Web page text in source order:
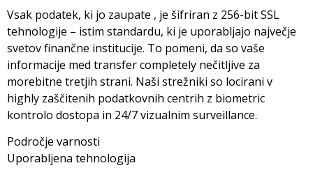
Vsak podatek, ki jo zaupate , je šifriran z 256-bit SSL
tehnologije – istim standardu, ki je uporabljajo največje
svetov finančne institucije. To pomeni, da so vaše
informacije med transfer completely nečitljive za
morebitne tretjih strani. Naši strežniki so locirani v
highly zaščitenih podatkovnih centrih z biometric
kontrolo dostopa in 24/7 vizualnim surveillance.
Področje varnosti
Uporabljena tehnologija